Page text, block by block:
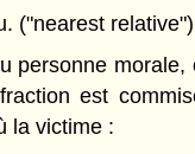
("nearest relative")
personne
est
la victime :